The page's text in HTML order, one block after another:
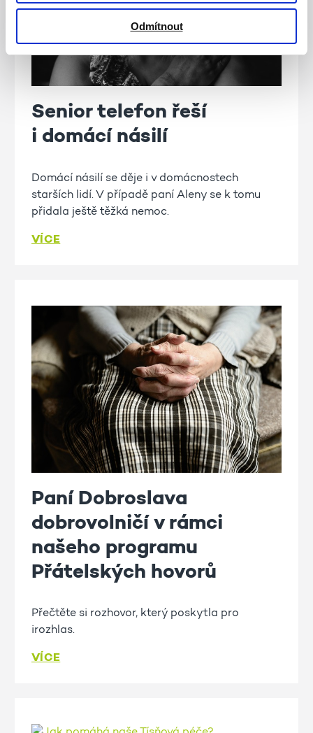
Odmítnout
Senior telefon řeší
i domácí násilí
Domácí násilí se děje i v domácnostech
starších lidí. V případě paní Aleny se k tomu
přidala ještě těžká nemoc.
VÍCE
Paní Dobroslava
dobrovolničí v rámci
našeho programu
Přátelských hovorů
Přečtěte si rozhovor, který poskytla pro
irozhlas.
VÍCE